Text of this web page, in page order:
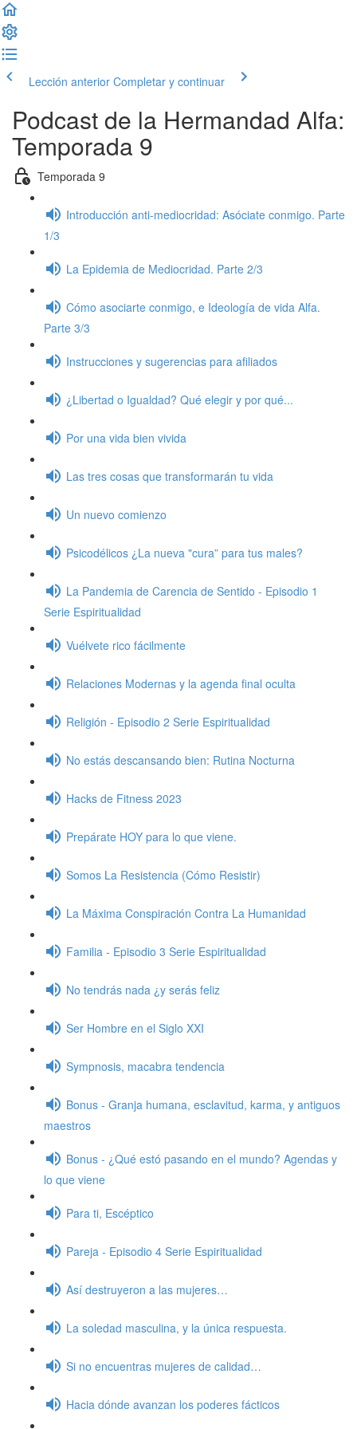
Lección anterior Completar y continuar
Podcast de la Hermandad Alfa:
Temporada 9
Temporada 9
Introducción anti-mediocridad: Asóciate conmigo. Parte
1/3
La Epidemia de Mediocridad. Parte 2/3
Cómo asociarte conmigo, e Ideología de vida Alfa.
Parte 3/3
Instrucciones y sugerencias para afiliados
¿Libertad o Igualdad? Qué elegir y por qué...
Por una vida bien vivida
Las tres cosas que transformarán tu vida
Un nuevo comienzo
Psicodélicos ¿La nueva "cura” para tus males?
La Pandemia de Carencia de Sentido - Episodio 1
Serie Espiritualidad
Vuélvete rico fácilmente
Relaciones Modernas y la agenda final oculta
Religión - Episodio 2 Serie Espiritualidad
No estás descansando bien: Rutina Nocturna
Hacks de Fitness 2023
Prepárate HOY para lo que viene.
Somos La Resistencia (Cómo Resistir)
La Máxima Conspiración Contra La Humanidad
Familia - Episodio 3 Serie Espiritualidad
No tendrás nada ¿y serás feliz
Ser Hombre en el Siglo XXI
Sympnosis, macabra tendencia
Bonus - Granja humana, esclavitud, karma, y antiguos
maestros
Bonus - ¿Qué estó pasando en el mundo? Agendas y
lo que viene
Para ti, Escéptico
Pareja - Episodio 4 Serie Espiritualidad
Así destruyeron a las mujeres…
La soledad masculina, y la única respuesta.
Si no encuentras mujeres de calidad…
Hacia dónde avanzan los poderes fácticos